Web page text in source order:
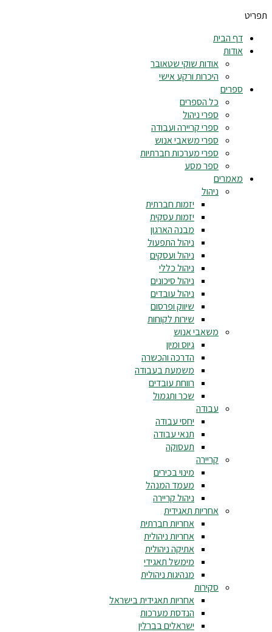
תפריט
דף הבית
אודות
אודות שוקי שטאובר
היכרות ורקע אישי
ספרים
כל הספרים
ספרי ניהול
ספרי קריירה ועבודה
ספרי משאבי אנוש
ספרי מערכות חברתיות
ספר מסע
מאמרים
ניהול
יזמות חברתית
יזמות עסקית
מבנה הארגון
ניהול התפעול
ניהול ועסקים
ניהול כללי
ניהול סיכונים
ניהול עובדים
שיווק ופרסום
שירות לקוחות
משאבי אנוש
גיוס ומיון
הדרכה והכשרה
משמעת בעבודה
רווחת עובדים
שכר ותגמול
עבודה
יחסי עבודה
תנאי עבודה
תעסוקה
קריירה
מינוי בכירים
מעמד המנהל
ניהול קריירה
אחריות תאגידית
אחריות חברתית
אחריות ניהולית
אתיקה ניהולית
מימשל תאגידי
מנהיגות ניהולית
סקירות
אחריות תאגידית בישראל
הנדסת מערכות
ישראלים בברלין